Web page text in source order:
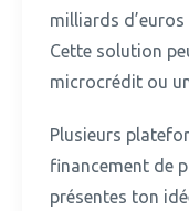
milliards d’euros
Cette solution
microcrédit ou
Plusieurs
financement de
présentes ton